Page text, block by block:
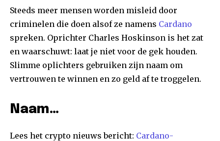
Steeds meer mensen worden misleid door
criminelen die doen alsof ze namens Cardano
spreken. Oprichter Charles Hoskinson is het zat
en waarschuwt: laat je niet voor de gek houden.
Slimme oplichters gebruiken zijn naam om
vertrouwen te winnen en zo geld af te troggelen.
Naam…
Lees het crypto nieuws bericht: Cardano-